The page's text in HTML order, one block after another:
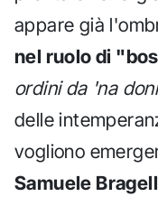
appare già
nel ruolo di
ordini da 'na
delle
vogliono
Samuele